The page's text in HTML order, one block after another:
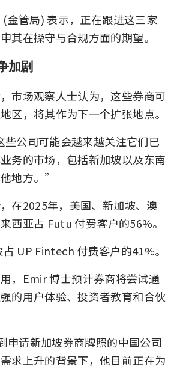
金管局) 表示，正在跟进这三家
其在操守与合规方面的期望。
加剧
市场观察人士认为，这些券商可
区，将其作为下一个扩张地点。
公司可能会越来越关注它们已
务的市场，包括新加坡以及东南
地方。”
在2025年，美国、新加坡、澳
西亚占 Futu 付费客户的56%。
UP Fintech 付费客户的41%。
，Emir 博士预计券商将尝试通
的用户体验、投资者教育和合伙
申请新加坡券商牌照的中国公司
求上升的背景下，他目前正在为